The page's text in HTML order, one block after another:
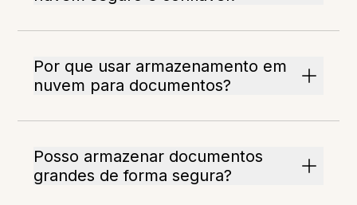
Por que usar armazenamento em
nuvem para documentos?
Posso armazenar documentos
grandes de forma segura?